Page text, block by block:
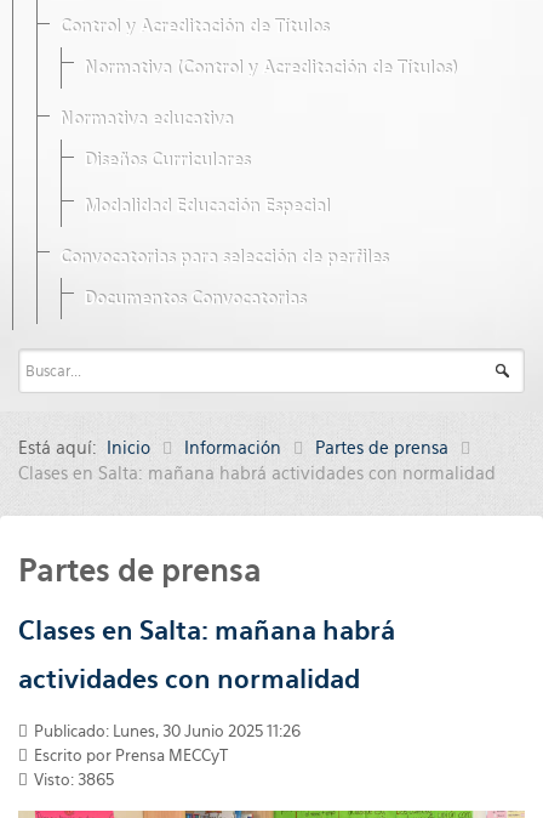
Control y Acreditación de Títulos
Normativa (Control y Acreditación de Títulos)
Normativa educativa
Diseños Curriculares
Modalidad Educación Especial
Convocatorias para selección de perfiles
Documentos Convocatorias
Está aquí: Inicio Información
Partes de prensa
Clases en Salta: mañana habrá actividades con normalidad
Partes de prensa
Clases en Salta: mañana habrá
actividades con normalidad
Publicado: Lunes, 30 Junio 2025 11:26
Escrito por Prensa MECCyT
Visto: 3865